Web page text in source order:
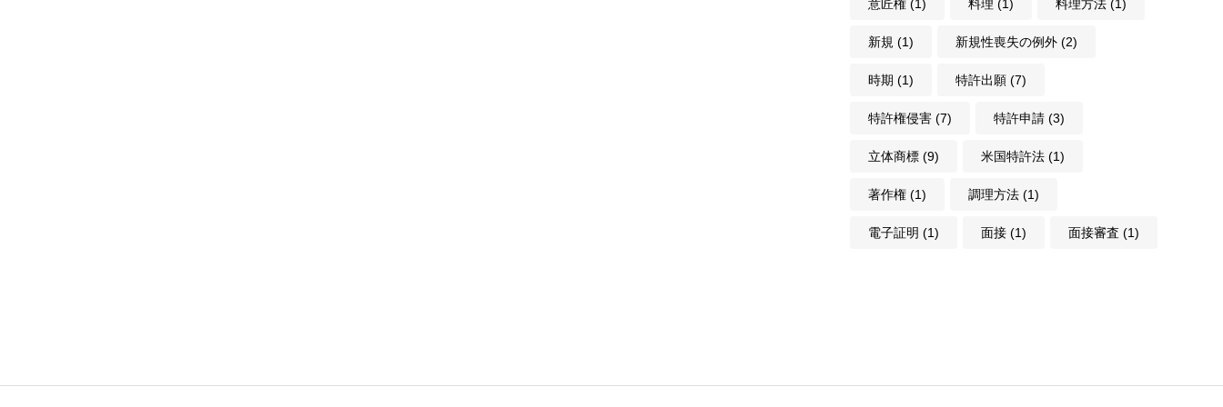
意匠権 (1) 料理 (1) 料理方法 (1)
新規 (1) 新規性喪失の例外 (2)
時期 (1) 特許出願 (7)
特許権侵害 (7) 特許申請 (3)
立体商標 (9) 米国特許法 (1)
著作権 (1) 調理方法 (1)
電子証明 (1) 面接 (1) 面接審査 (1)